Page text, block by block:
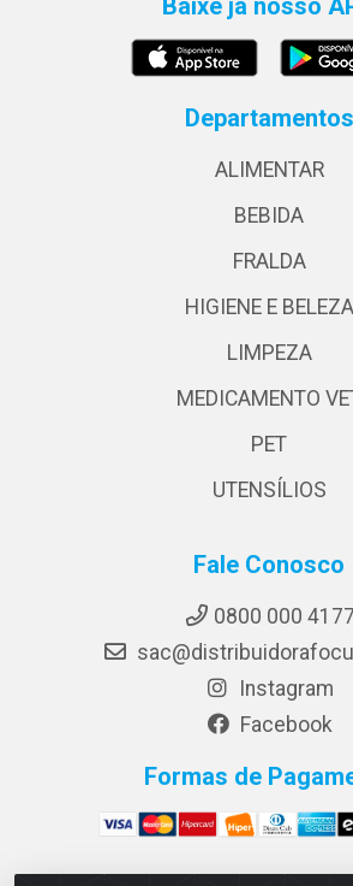
Baixe já nosso
Departamentos
ALIMENTAR
BEBIDA
FRALDA
HIGIENE E BELEZA
LIMPEZA
MEDICAMENTO
PET
UTENSÍLIOS
Fale Conosco
0800 000 4177
Instagram
Facebook
Formas de